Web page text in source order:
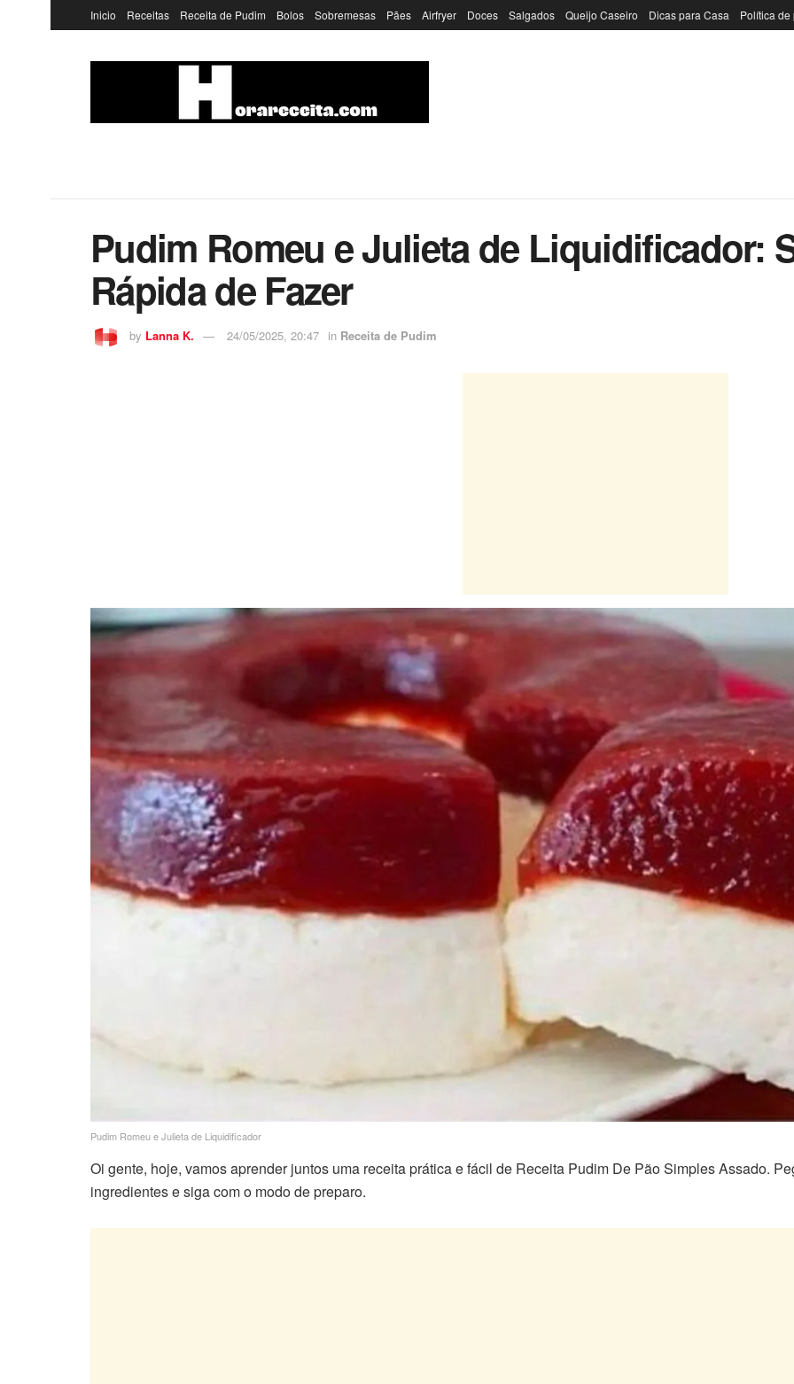
Inicio Receitas Receita de Pudim Bolos Sobremesas Pães Airfryer Doces Salgados Queijo Caseiro Dicas para Casa Política
Pudim Romeu e Julieta de Liquidificador:
Rápida de Fazer
by Lanna K. 24/05/2025, 20:47 in Receita de Pudim
Pudim Romeu e Julieta de Liquidificador
Oi gente, hoje, vamos aprender juntos uma receita prática e fácil de Receita Pudim De Pão Simples Assado.
ingredientes e siga com o modo de preparo.